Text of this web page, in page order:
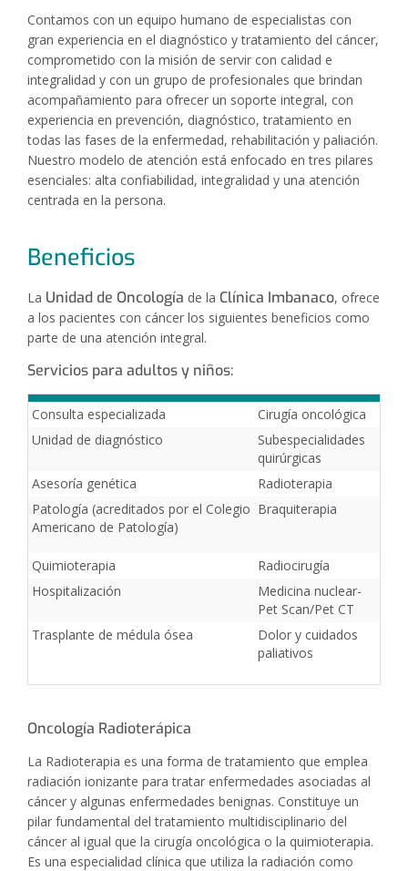
Contamos con un equipo humano de especialistas con
gran experiencia en el diagnóstico y tratamiento del cáncer,
comprometido con la misión de servir con calidad e
integralidad y con un grupo de profesionales que brindan
acompañamiento para ofrecer un soporte integral, con
experiencia en prevención, diagnóstico, tratamiento en
todas las fases de la enfermedad, rehabilitación y paliación.
Nuestro modelo de atención está enfocado en tres pilares
esenciales: alta confiabilidad, integralidad y una atención
centrada en la persona.
Beneficios
La Unidad de Oncología de la Clínica Imbanaco, ofrece
a los pacientes con cáncer los siguientes beneficios como
parte de una atención integral.
Servicios para adultos y niños:
Consulta especializada
Cirugía oncológica
Unidad de diagnóstico
Subespecialidades
quirúrgicas
Asesoría genética
Radioterapia
Patología (acreditados por el Colegio
Americano de Patología)
Braquiterapia
Quimioterapia
Radiocirugía
Hospitalización
Medicina nuclear-
Pet Scan/Pet CT
Trasplante de médula ósea
Dolor y cuidados
paliativos
Oncología Radioterápica
La Radioterapia es una forma de tratamiento que emplea
radiación ionizante para tratar enfermedades asociadas al
cáncer y algunas enfermedades benignas. Constituye un
pilar fundamental del tratamiento multidisciplinario del
cáncer al igual que la cirugía oncológica o la quimioterapia.
Es una especialidad clínica que utiliza la radiación como